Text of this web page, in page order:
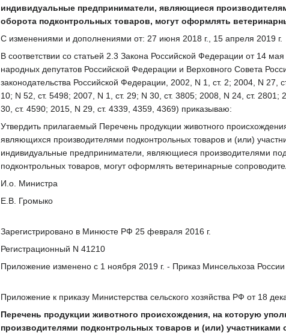
индивидуальные предприниматели, являющиеся
оборота подконтрольных товаров, могут оформлять
С изменениями и дополнениями от: 27 июня 2018 г., 15 апреля 2019 г.
В соответствии со статьей 2.3 Закона Российской Федерации от 14
народных депутатов Российской Федерации и Верховного Совета
законодательства Российской Федерации, 2002, N 1, ст. 2; 2004, N 27,
10; N 52, ст. 5498; 2007, N 1, ст. 29; N 30, ст. 3805; 2008, N 24, ст.
30, ст. 4590; 2015, N 29, ст. 4339, 4359, 4369) приказываю:
Утвердить прилагаемый Перечень продукции животного
являющихся производителями подконтрольных товаров и (или)
индивидуальные предприниматели, являющиеся производителями
подконтрольных товаров, могут оформлять ветеринарные
И.о. Министра
Е.В. Громыко
Зарегистрировано в Минюсте РФ 25 февраля 2016 г.
Регистрационный N 41210
Приложение изменено с 1 ноября 2019 г. - Приказ Минсельхоза
Приложение к приказу Министерства сельского хозяйства РФ от 18
Перечень продукции животного происхождения, на которую
производителями подконтрольных товаров и (или)